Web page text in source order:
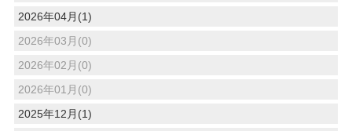
2026年04月(1)
2026年03月(0)
2026年02月(0)
2026年01月(0)
2025年12月(1)